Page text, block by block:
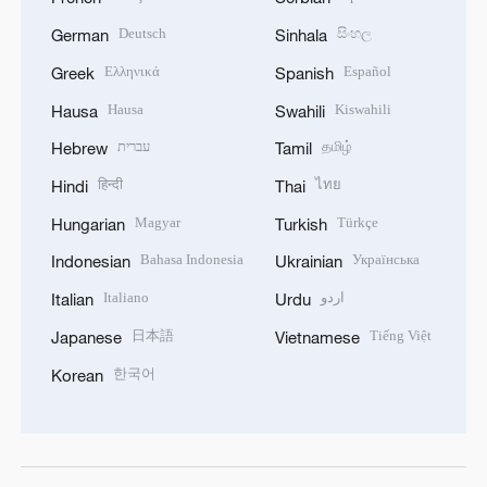
German Deutsch
Greek Ελληνικά
Hausa Hausa
Hebrew עברית
Hindi हिन्दी
Hungarian Magyar
Indonesian Bahasa Indonesia
Italian Italiano
Japanese 日本語
Korean 한국어
Sinhala සිංහල
Spanish Español
Swahili Kiswahili
Tamil தமிழ்
Thai ไทย
Turkish Türkçe
Ukrainian Українська
Urdu اردو
Vietnamese Tiếng Việt